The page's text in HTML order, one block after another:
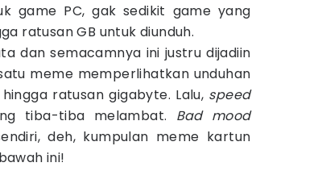
game PC, gak sedikit game yang
ratusan GB untuk diunduh.
dan semacamnya ini justru dijadiin
meme memperlihatkan unduhan
ratusan gigabyte. Lalu, speed
tiba-tiba melambat. Bad mood
deh, kumpulan meme kartun
ini!